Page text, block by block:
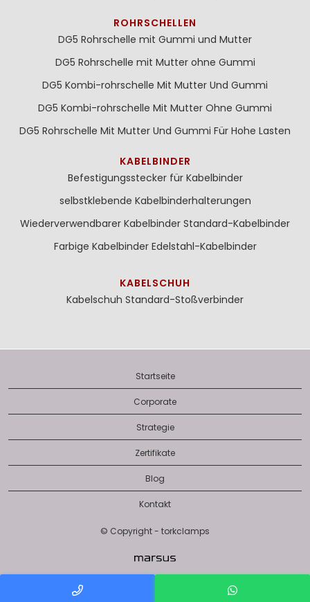
ROHRSCHELLEN
DG5 Rohrschelle mit Gummi und Mutter
DG5 Rohrschelle mit Mutter ohne Gummi
DG5 Kombi-rohrschelle Mit Mutter Und Gummi
DG5 Kombi-rohrschelle Mit Mutter Ohne Gummi
DG5 Rohrschelle Mit Mutter Und Gummi Für Hohe Lasten
KABELBINDER
Befestigungsstecker für Kabelbinder
selbstklebende Kabelbinderhalterungen
Wiederverwendbarer Kabelbinder Standard-Kabelbinder
Farbige Kabelbinder Edelstahl-Kabelbinder
KABELSCHUH
Kabelschuh Standard-Stoßverbinder
Startseite
Corporate
Strategie
Zertifikate
Blog
Kontakt
© Copyright - torkclamps